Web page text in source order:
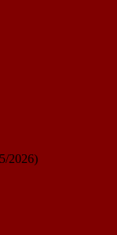
2026)